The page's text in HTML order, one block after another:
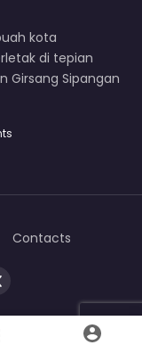
kota
di tepian
Girsang Sipangan
Contacts